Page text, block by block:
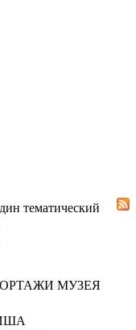
тематический
МУЗЕЯ